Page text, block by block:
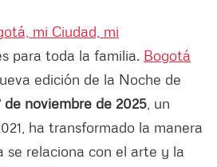
mi Ciudad, mi
para toda la familia. Bogotá
edición de la Noche de
de noviembre de 2025 , un
ha transformado la manera
se relaciona con el arte y la